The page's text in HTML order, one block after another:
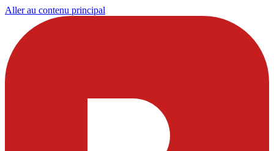
Aller au contenu principal